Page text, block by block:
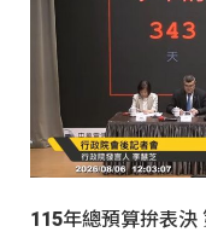
115年總預算拚表決